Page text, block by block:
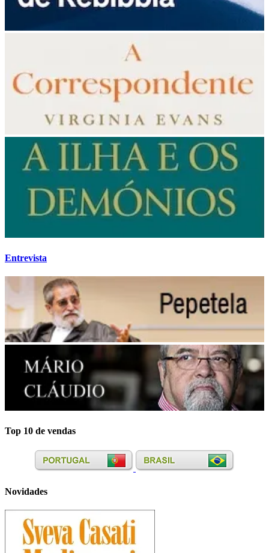
Entrevista
Top 10 de vendas
Novidades